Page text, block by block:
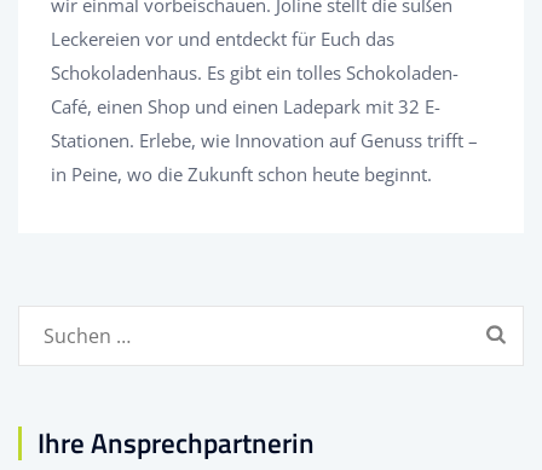
wir einmal vorbeischauen. Joline stellt die süßen
Leckereien vor und entdeckt für Euch das
Schokoladenhaus. Es gibt ein tolles Schokoladen-
Café, einen Shop und einen Ladepark mit 32 E-
Stationen. Erlebe, wie Innovation auf Genuss trifft –
in Peine, wo die Zukunft schon heute beginnt.
Suchen
Ihre Ansprechpartnerin